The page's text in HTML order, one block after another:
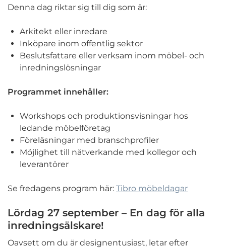
Denna dag riktar sig till dig som är:
Arkitekt eller inredare
Inköpare inom offentlig sektor
Beslutsfattare eller verksam inom möbel- och
inredningslösningar
Programmet innehåller:
Workshops och produktionsvisningar hos
ledande möbelföretag
Föreläsningar med branschprofiler
Möjlighet till nätverkande med kollegor och
leverantörer
Se fredagens program här: Tibro möbeldagar
Lördag 27 september – En dag för alla
inredningsälskare!
Oavsett om du är designentusiast, letar efter